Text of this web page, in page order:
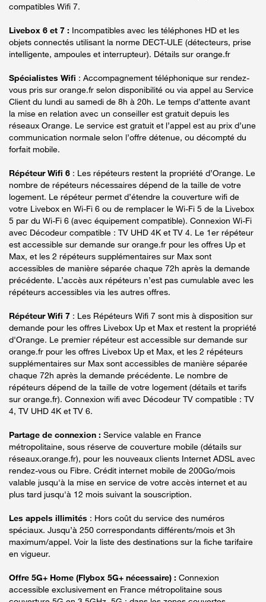
compatibles Wifi 7.
Livebox 6 et 7 : Incompatibles avec les téléphones HD et les
objets connectés utilisant la norme DECT-ULE (détecteurs, prise
intelligente, ampoules et interrupteur). Détails sur orange.fr
Spécialistes Wifi : Accompagnement téléphonique sur rendez-
vous pris sur orange.fr selon disponibilité ou via appel au Service
Client du lundi au samedi de 8h à 20h. Le temps d’attente avant
la mise en relation avec un conseiller est gratuit depuis les
réseaux Orange. Le service est gratuit et l’appel est au prix d’une
communication normale selon l’offre détenue, ou décompté du
forfait mobile.
Répéteur Wifi 6 : Les répéteurs restent la propriété d’Orange. Le
nombre de répéteurs nécessaires dépend de la taille de votre
logement. Le répéteur permet d’étendre la couverture wifi de
votre Livebox en Wi-Fi 6 ou de remplacer le Wi-Fi 5 de la Livebox
5 par du Wi-Fi 6 (avec équipement compatible). Connexion Wi-Fi
avec Décodeur compatible : TV UHD 4K et TV 4. Le 1er répéteur
est accessible sur demande sur orange.fr pour les offres Up et
Max, et les 2 répéteurs supplémentaires sur Max sont
accessibles de manière séparée chaque 72h après la demande
précédente. L’accès aux répéteurs n’est pas cumulable avec les
répéteurs accessibles via les autres offres.
Répéteur Wifi 7 : Les Répéteurs Wifi 7 sont mis à disposition sur
demande pour les offres Livebox Up et Max et restent la propriété
d'Orange. Le premier répéteur est accessible sur demande sur
orange.fr pour les offres Livebox Up et Max, et les 2 répéteurs
supplémentaires sur Max sont accessibles de manière séparée
chaque 72h après la demande précédente. Le nombre de
répéteurs dépend de la taille de votre logement (détails et tarifs
sur orange.fr). Connexion wifi avec Décodeur TV compatible : TV
4, TV UHD 4K et TV 6.
Partage de connexion : Service valable en France
métropolitaine, sous réserve de couverture mobile (détails sur
réseaux.orange.fr), pour les nouveaux clients Internet ADSL avec
rendez-vous ou Fibre. Crédit internet mobile de 200Go/mois
valable jusqu'à la mise en service de votre accès internet et au
plus tard jusqu'à 12 mois suivant la souscription.
Les appels illimités : Hors coût du service des numéros
spéciaux. Jusqu’à 250 correspondants différents/mois et 3h
maximum/appel. Voir la liste des destinations sur la fiche tarifaire
en vigueur.
Offre 5G+ Home (Flybox 5G+ nécessaire) : Connexion
accessible exclusivement en France métropolitaine sous